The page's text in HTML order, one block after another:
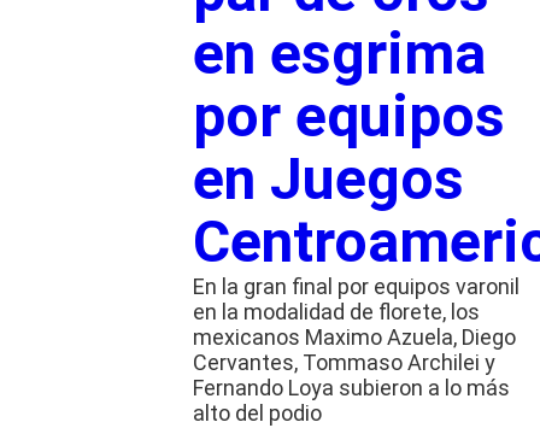
en esgrima
por equipos
en Juegos
En la gran final por equipos varonil
en la modalidad de florete, los
mexicanos Maximo Azuela, Diego
Cervantes, Tommaso Archilei y
Fernando Loya subieron a lo más
alto del podio